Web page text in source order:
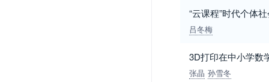
“云课程”时代个体
吕冬梅
3D打印在中小学数
张晶 孙雪冬